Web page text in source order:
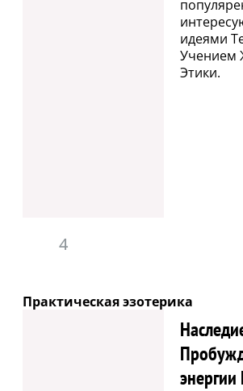
4
идеями
Учением
Этики.
Практическая эзотерика
энергии